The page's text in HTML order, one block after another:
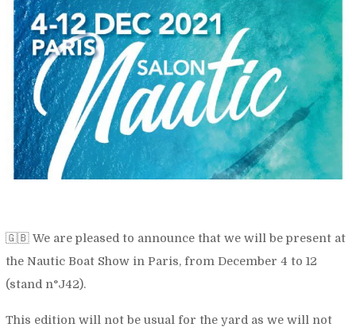
🇬🇧 We are pleased to announce that we will be present at
the Nautic Boat Show in Paris, from December 4 to 12
(stand n°J42).
This edition will not be usual for the yard as we will not